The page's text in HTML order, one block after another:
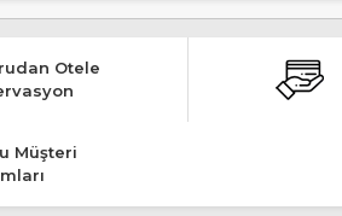
en geç 11:00 saatindedir.
Otele
Müşteri